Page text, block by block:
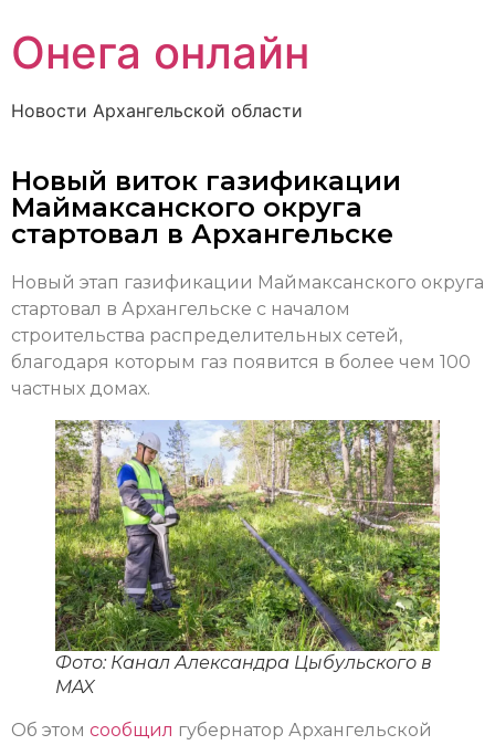
Онега онлайн
Новости Архангельской области
Новый виток газификации
Маймаксанского округа
стартовал в Архангельске
Новый этап газификации Маймаксанского округа
стартовал в Архангельске с началом
строительства распределительных сетей,
благодаря которым газ появится в более чем 100
частных домах.
Фото: Канал Александра Цыбульского в
MAX
Об этом сообщил губернатор Архангельской